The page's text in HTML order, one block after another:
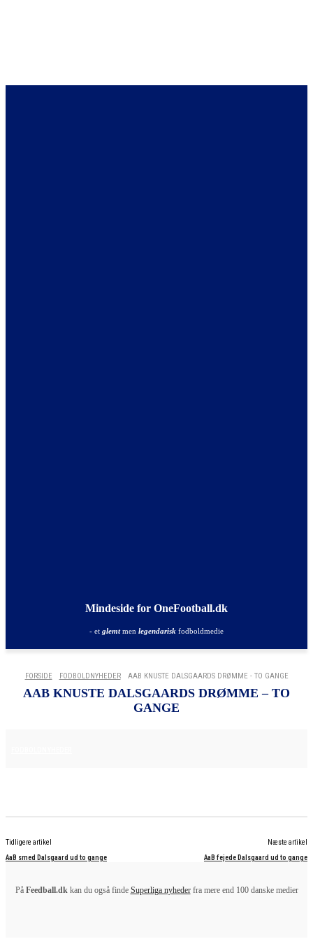
Mindeside for OneFootball.dk
- et glemtmen legendarisk fodboldmedie
FORSIDE FODBOLDNYHEDER AAB KNUSTE DALSGAARDS DRØMME - TO GANGE
AAB KNUSTE DALSGAARDS DRØMME – TO
GANGE
Tidligere artikel
AaB smed Dalsgaard ud to gange
Næste artikel
AaB fejede Dalsgaard ud to gange
På Feedball.dkkan du også finde Superliga nyhederfra mere end 100 danske medier